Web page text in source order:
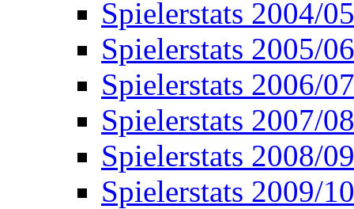
Spielerstats 2004/05
Spielerstats 2005/06
Spielerstats 2006/07
Spielerstats 2007/08
Spielerstats 2008/09
Spielerstats 2009/10